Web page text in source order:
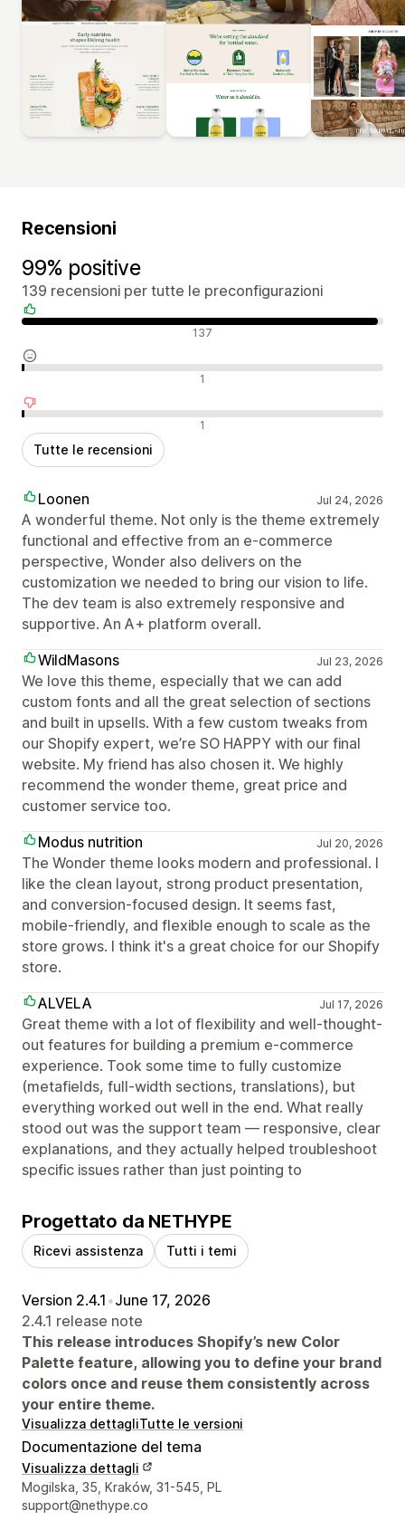
Recensioni
99% positive
139 recensioni per tutte le preconfigurazioni
Recensioni positive 137
Recensioni neutrali 1
Recensioni negative 1
Tutte le recensioni
Loonen Jul 24, 2026
A wonderful theme. Not only is the theme extremely
functional and effective from an e-commerce
perspective, Wonder also delivers on the
customization we needed to bring our vision to life.
The dev team is also extremely responsive and
supportive. An A+ platform overall.
WildMasons
Jul 23, 2026
We love this theme, especially that we can add
custom fonts and all the great selection of sections
and built in upsells. With a few custom tweaks from
our Shopify expert, we’re SO HAPPY with our final
website. My friend has also chosen it. We highly
recommend the wonder theme, great price and
customer service too.
Modus nutrition
Jul 20, 2026
The Wonder theme looks modern and professional. I
like the clean layout, strong product presentation,
and conversion-focused design. It seems fast,
mobile-friendly, and flexible enough to scale as the
store grows. I think it's a great choice for our Shopify
store.
ALVELA
Jul 17, 2026
Great theme with a lot of flexibility and well-thought-
out features for building a premium e-commerce
experience. Took some time to fully customize
(metafields, full-width sections, translations), but
everything worked out well in the end. What really
stood out was the support team — responsive, clear
explanations, and they actually helped troubleshoot
specific issues rather than just pointing to
Progettato da NETHYPE
Ricevi assistenza Tutti i temi
Version 2.4.1 •June 17, 2026
2.4.1 release note
This release introduces Shopify’s new Color
Palette feature, allowing you to define your brand
colors once and reuse them consistently across
your entire theme.
Visualizza dettagliTutte le versioni
Documentazione del tema
Visualizza dettagli
Recapiti del designer
Mogilska, 35, Kraków, 31-545, PL
support@nethype.co